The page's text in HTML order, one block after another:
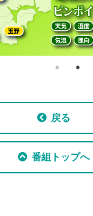
戻る
番組トップへ